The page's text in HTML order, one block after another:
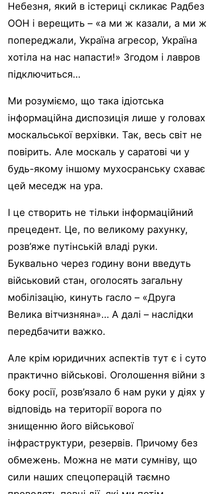
Небезня, який в істериці скликає Радбез
ООН і верещить – «а ми ж казали, а ми ж
попереджали, Україна агресор, Україна
хотіла на нас напасти!» Згодом і лавров
підключиться…
Ми розуміємо, що така ідіотська
інформаційна диспозиція лише у головах
москальської верхівки. Так, весь світ не
повірить. Але москаль у саратові чи у
будь-якому іншому мухосранську схаває
цей меседж на ура.
І це створить не тільки інформаційний
прецедент. Це, по великому рахунку,
розв’яже путінській владі руки.
Буквально через годину вони введуть
військовий стан, оголосять загальну
мобілізацію, кинуть гасло – «Друга
Велика вітчизняна»… А далі – наслідки
передбачити важко.
Але крім юридичних аспектів тут є і суто
практично військові. Оголошення війни з
боку росії, розв’язало б нам руки у діях у
відповідь на території ворога по
знищенню його військової
інфраструктури, резервів. Причому без
обмежень. Можна не мати сумніву, що
сили наших спецоперацій таємно